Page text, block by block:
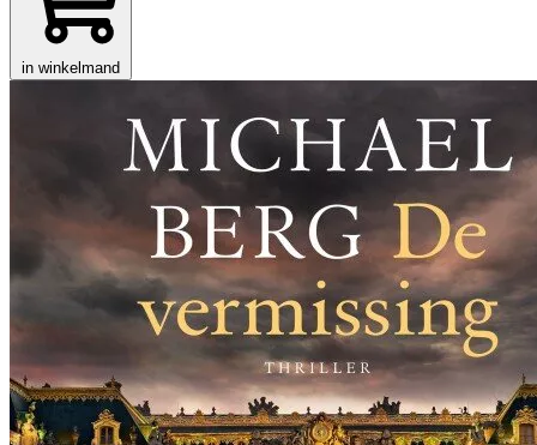
in winkelmand